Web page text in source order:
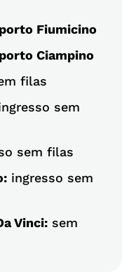
Fiumicino
Ciampino
filas
sem
sem filas
ingresso sem
Vinci:sem